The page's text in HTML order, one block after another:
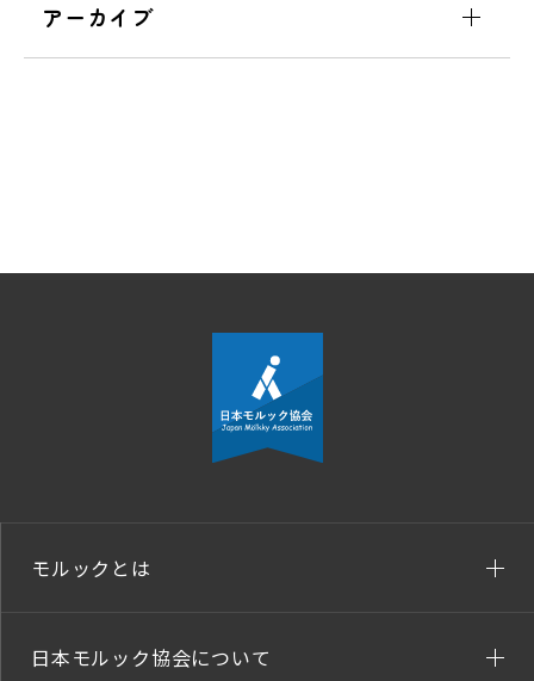
アーカイブ
モルックとは
日本モルック協会について